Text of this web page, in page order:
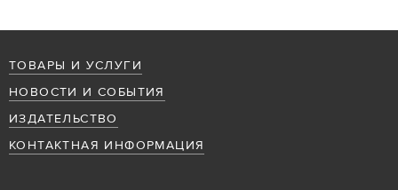
ТОВАРЫ И УСЛУГИ
НОВОСТИ И СОБЫТИЯ
ИЗДАТЕЛЬСТВО
КОНТАКТНАЯ ИНФОРМАЦИЯ